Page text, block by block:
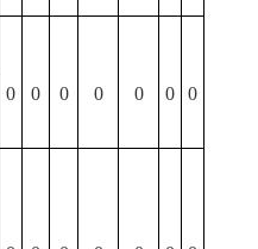
0 0 0 0 0 0 0